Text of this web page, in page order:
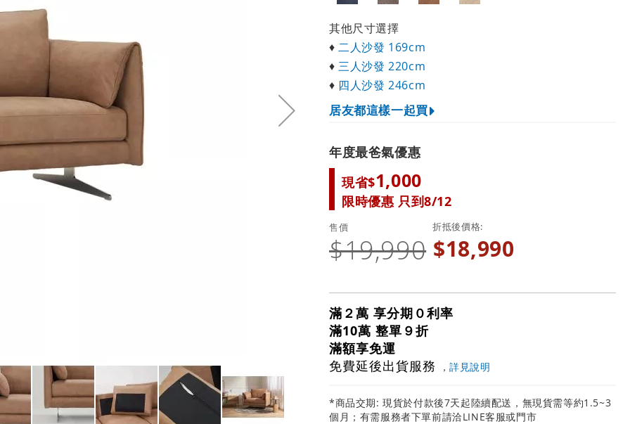
其他尺寸選擇
♦二人沙發 169cm
♦三人沙發 220cm
♦ 四人沙發 246cm
居友都這樣一起買
年度最爸氣優惠
現省$1,000
限時優惠 只到8/12
折抵後價格
$18,990
售價
$19,990
滿２萬 享分期０利率
滿10萬 整單９折
滿額享免運
免費延後出貨服務 ，詳見說明
*商品交期: 現貨於付款後7天起陸續配送，無現貨需等約1.5~3
個月；有需服務者下單前請洽LINE客服或門市